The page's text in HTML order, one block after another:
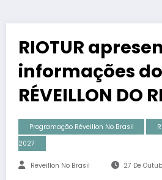
RIOTUR
informações do
RÉVEILLON DO
Programação Réveillon No Brasil
2027
Reveillon No Brasil 27 De